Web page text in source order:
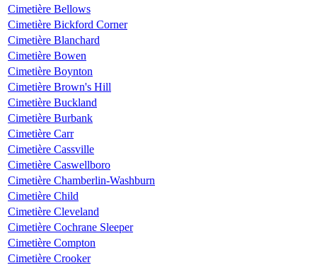
Cimetière Bellows
Cimetière Bickford Corner
Cimetière Blanchard
Cimetière Bowen
Cimetière Boynton
Cimetière Brown's Hill
Cimetière Buckland
Cimetière Burbank
Cimetière Carr
Cimetière Cassville
Cimetière Caswellboro
Cimetière Chamberlin-Washburn
Cimetière Child
Cimetière Cleveland
Cimetière Cochrane Sleeper
Cimetière Compton
Cimetière Crooker